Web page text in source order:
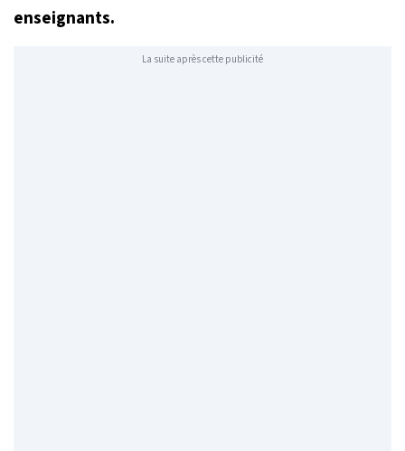
enseignants.
La suite après cette publicité